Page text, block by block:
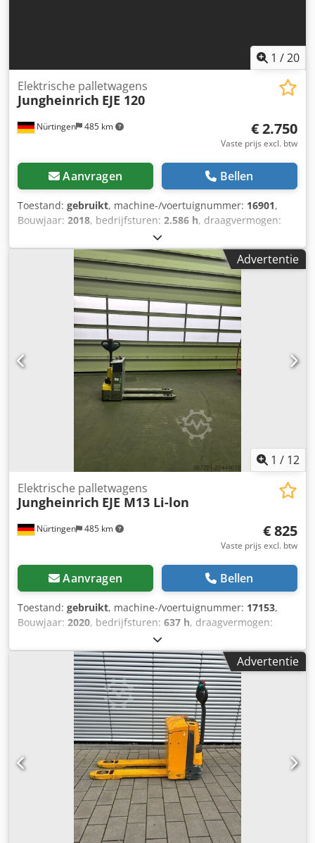
1 /20
Nürtingen 485 km
Elektrische palletwagens
Jungheinrich EJE 120
€ 2.750
Vaste prijs excl. btw
Aanvragen Bellen
Toestand: gebruikt, machine-/voertuignummer: 16901,
Bouwjaar: 2018, bedrijfsturen: 2.586 h, draagvermogen:
220 mm, ladingzwaartepunt:
mm, brandstoftype:elektrisch, masttype:overig,
bouwhoogte:1.300 mm, batterijspanning:24 V, vorklengte:
, totaalgewicht:563 kg, 5087112 Serienummer:
98194628 Accugegevens: 24V 2EPzB 150Ah (uit 2018)
Cedpoynu H Tofx An Uoha
Advertentie
1 / 12
Nürtingen 485 km
Elektrische palletwagens
Jungheinrich EJE M13 Li-lon
€ 825
Vaste prijs excl. btw
Aanvragen Bellen
Toestand: gebruikt, machine-/voertuignummer: 17153,
Bouwjaar: 2020, bedrijfsturen: 637 h, draagvermogen:
220 mm, brandstoftype:
masttype:overig, bouwhoogte:1.270 mm,
batterijspanning:24 V, vorklengte:1.150 mm
totaalgewicht:219 kg, 5227588 Serienummer: FN963625
Cedpfxjzp Twfj An Ueha Specificaties accu: 24V
Advertentie